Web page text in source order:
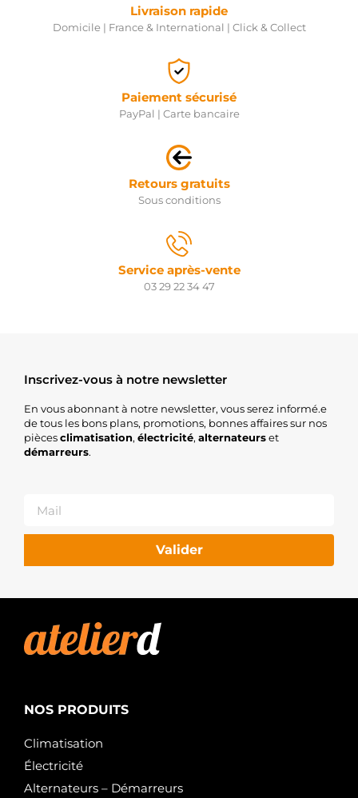
Livraison rapide
Domicile | France & International | Click & Collect
Paiement sécurisé
PayPal | Carte bancaire
Retours gratuits
Sous conditions
Service après-vente
03 29 22 34 47
Inscrivez-vous à notre newsletter
En vous abonnant à notre newsletter, vous serez informé.e
de tous les bons plans, promotions, bonnes affaires sur nos
piècesclimatisation, électricité, alternateurset
démarreurs.
Valider
NOS PRODUITS
Climatisation
Électricité
Alternateurs – Démarreurs